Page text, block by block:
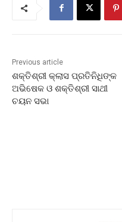
Previous article
ଶକ୍ତିଶ୍ରୀ କ୍ଲାସ ପ୍ରତିନିଧିଙ୍କ
ଅଭିଷେକ ଓ ଶକ୍ତିଶ୍ରୀ ସାଥୀ
ଚୟନ ସଭା